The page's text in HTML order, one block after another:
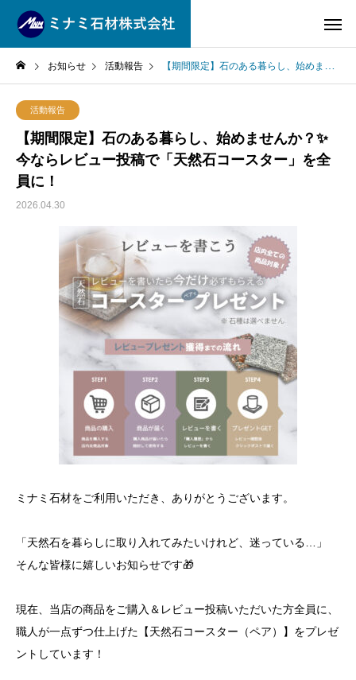
お知らせ 活動報告 【期間限定】石のある暮らし、始めませんか？✨ 今ならレビュー投稿で「天然石コースター」を全員に！
活動報告
【期間限定】石のある暮らし、始めませんか？✨
今ならレビュー投稿で「天然石コースター」を全
員に！
2026.04.30
ミナミ石材をご利用いただき、ありがとうございます。
「天然石を暮らしに取り入れてみたいけれど、迷っている…」
そんな皆様に嬉しいお知らせです🎁
現在、当店の商品をご購入＆レビュー投稿いただいた方全員に、
職人が一点ずつ仕上げた【天然石コースター（ペア）】をプレゼ
ントしています！